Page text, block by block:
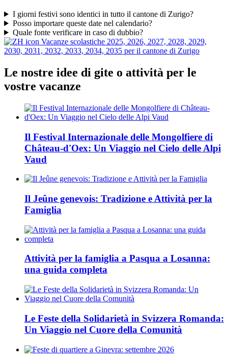
I giorni festivi sono identici in tutto il cantone di Zurigo?
Posso importare queste date nel calendario?
Quale fonte verificare in caso di dubbio?
Vacanze scolastiche 2025, 2026, 2027, 2028, 2029,
2030, 2031, 2032, 2033, 2034, 2035 per il cantone di Zurigo
Le nostre idee di gite o attività per le
vostre vacanze
Il Festival Internazionale delle Mongolfiere di
Château-d'Oex: Un Viaggio nel Cielo delle Alpi
Vaud
Il Jeûne genevois: Tradizione e Attività per la
Famiglia
Attività per la famiglia a Pasqua a Losanna:
una guida completa
Le Feste della Solidarietà in Svizzera Romanda:
Un Viaggio nel Cuore della Comunità